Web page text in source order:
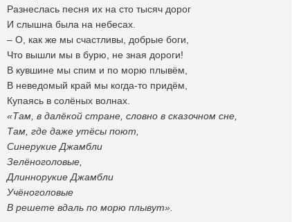
Разнеслась песня их на сто тысяч дорог
И слышна была на небесах.
– О, как же мы счастливы, добрые боги,
Что вышли мы в бурю, не зная дороги!
В кувшине мы спим и по морю плывём,
В неведомый край мы когда-то придём,
Купаясь в солёных волнах.
«Там, в далёкой стране, словно в сказочном сне,
Там, где даже утёсы поют,
Синерукие Джамбли
Зелёноголовые,
Длиннорукие Джамбли
Учёноголовые
В решете вдаль по морю плывут».